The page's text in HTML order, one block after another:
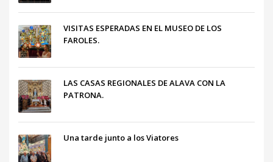
VISITAS ESPERADAS EN EL MUSEO DE LOS
FAROLES.
LAS CASAS REGIONALES DE ALAVA CON LA
PATRONA.
Una tarde junto a los Viatores